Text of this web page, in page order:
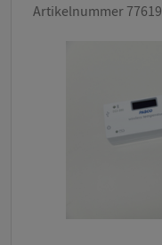
Artikelnummer 77619